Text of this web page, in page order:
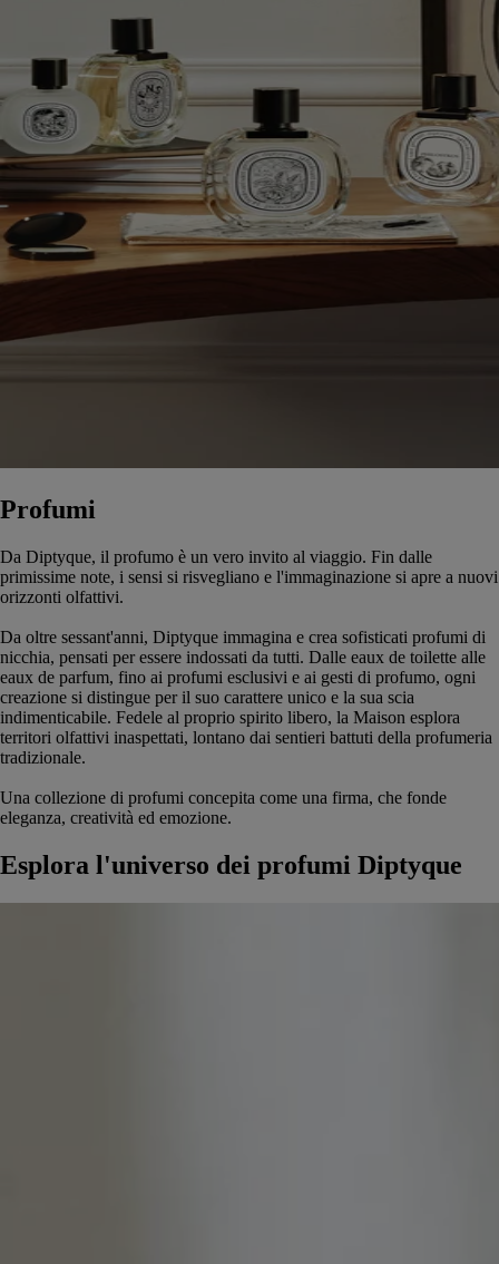
Profumi
Da Diptyque, il profumo è un vero invito al viaggio. Fin dalle
primissime note, i sensi si risvegliano e l'immaginazione si apre a nuovi
orizzonti olfattivi.
Da oltre sessant'anni, Diptyque immagina e crea sofisticati profumi di
nicchia, pensati per essere indossati da tutti. Dalle eaux de toilette alle
eaux de parfum, fino ai profumi esclusivi e ai gesti di profumo, ogni
creazione si distingue per il suo carattere unico e la sua scia
indimenticabile. Fedele al proprio spirito libero, la Maison esplora
territori olfattivi inaspettati, lontano dai sentieri battuti della profumeria
tradizionale.
Una collezione di profumi concepita come una firma, che fonde
eleganza, creatività ed emozione.
Esplora l'universo dei profumi Diptyque